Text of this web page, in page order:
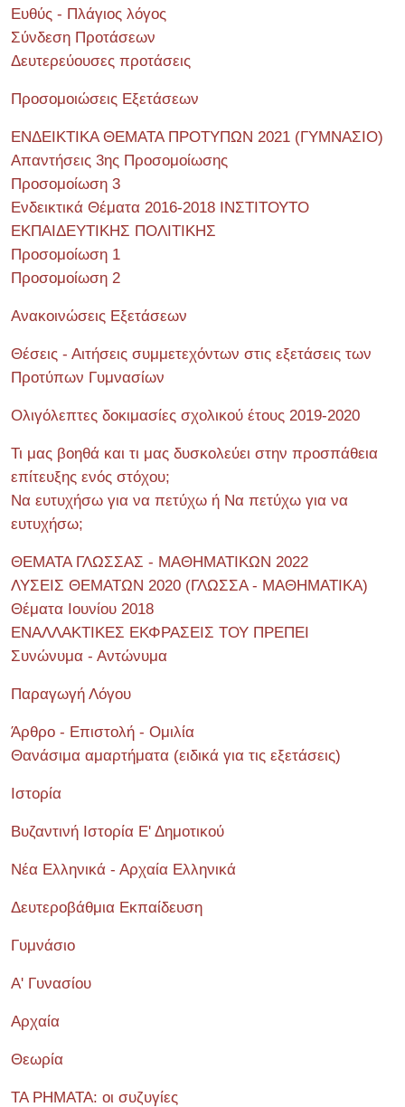
Ευθύς - Πλάγιος λόγος
Σύνδεση Προτάσεων
Δευτερεύουσες προτάσεις
Προσομοιώσεις Εξετάσεων
ΕΝΔΕΙΚΤΙΚΑ ΘΕΜΑΤΑ ΠΡΟΤΥΠΩΝ 2021 (ΓΥΜΝΑΣΙΟ)
Απαντήσεις 3ης Προσομοίωσης
Προσομοίωση 3
Ενδεικτικά Θέματα 2016-2018 ΙΝΣΤΙΤΟΥΤΟ
ΕΚΠΑΙΔΕΥΤΙΚΗΣ ΠΟΛΙΤΙΚΗΣ
Προσομοίωση 1
Προσομοίωση 2
Ανακοινώσεις Εξετάσεων
Θέσεις - Αιτήσεις συμμετεχόντων στις εξετάσεις των
Προτύπων Γυμνασίων
Ολιγόλεπτες δοκιμασίες σχολικού έτους 2019-2020
Τι μας βοηθά και τι μας δυσκολεύει στην προσπάθεια
επίτευξης ενός στόχου;
Να ευτυχήσω για να πετύχω ή Να πετύχω για να
ευτυχήσω;
ΘΕΜΑΤΑ ΓΛΩΣΣΑΣ - ΜΑΘΗΜΑΤΙΚΩΝ 2022
ΛΥΣΕΙΣ ΘΕΜΑΤΩΝ 2020 (ΓΛΩΣΣΑ - ΜΑΘΗΜΑΤΙΚΑ)
Θέματα Ιουνίου 2018
ΕΝΑΛΛΑΚΤΙΚΕΣ ΕΚΦΡΑΣΕΙΣ ΤΟΥ ΠΡΕΠΕΙ
Συνώνυμα - Αντώνυμα
Παραγωγή Λόγου
Άρθρο - Επιστολή - Ομιλία
Θανάσιμα αμαρτήματα (ειδικά για τις εξετάσεις)
Ιστορία
Βυζαντινή Ιστορία Ε' Δημοτικού
Νέα Ελληνικά - Αρχαία Ελληνικά
Δευτεροβάθμια Εκπαίδευση
Γυμνάσιο
Α' Γυνασίου
Αρχαία
Θεωρία
ΤΑ ΡΗΜΑΤΑ: οι συζυγίες